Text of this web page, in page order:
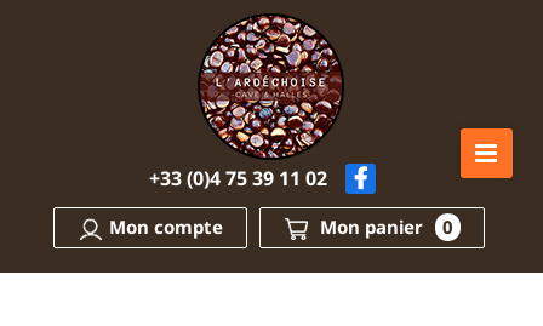
+33 (0)4 75 39 11 02
Mon compte Mon panier 0